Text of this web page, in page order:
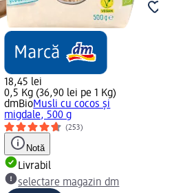
18,45 lei
0,5 Kg (36,90 lei pe 1 Kg)
dmBioMusli cu cocos și
migdale, 500 g
(253)
Notă
Livrabil
selectare magazin dm